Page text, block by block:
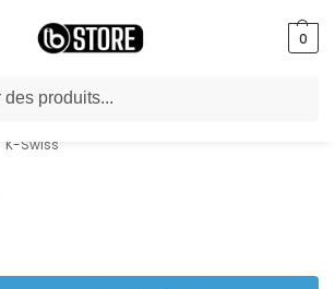
0
bureau dès 10000 DA avec paiement en ligne
K-Swiss